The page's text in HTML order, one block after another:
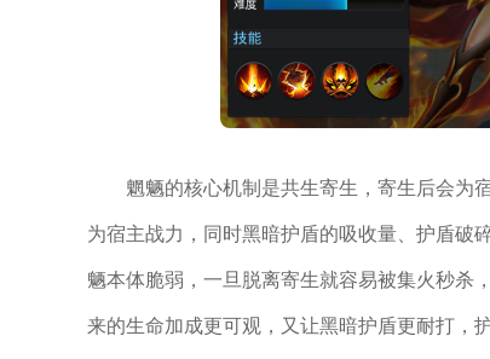
魍魉的核心机制是共生寄生，寄生后会为
为宿主战力，同时黑暗护盾的吸收量、护盾破
魉本体脆弱，一旦脱离寄生就容易被集火秒杀
来的生命加成更可观，又让黑暗护盾更耐打，